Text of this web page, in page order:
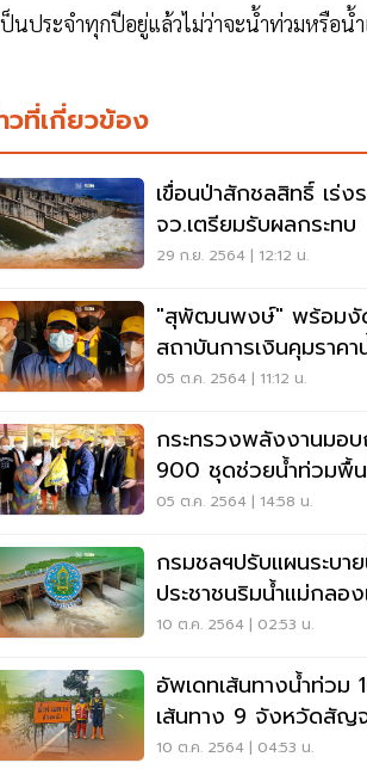
ประจำทุกปีอยู่แล้วไม่ว่าจะน้ำท่วมหรือน้ำ
วที่เกี่ยวข้อง
เขื่อนป่าสักชลสิทธิ์ เร่งร
จว.เตรียมรับผลกระทบ
29 ก.ย. 2564 | 12:12 น.
"สุพัฒนพงษ์" พร้อมงั
สถาบันการเงินคุมราคา
05 ต.ค. 2564 | 11:12 น.
กระทรวงพลังงานมอ
900 ชุดช่วยน้ำท่วมพื้
05 ต.ค. 2564 | 14:58 น.
กรมชลฯปรับแผนระบา
ประชาชนริมน้ำแม่กลอง
10 ต.ค. 2564 | 02:53 น.
อัพเดทเส้นทางน้ำท่วม
เส้นทาง 9 จังหวัดสัญ
10 ต.ค. 2564 | 04:53 น.